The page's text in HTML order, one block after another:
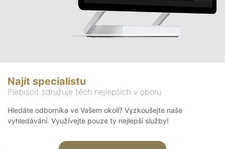
Najít specialistu
Plebiscit sdružuje těch nejlepších v oboru
Hledáte odborníka ve Vašem okolí? Vyzkoušejte naše
vyhledávání. Využívejte pouze ty nejlepší služby!